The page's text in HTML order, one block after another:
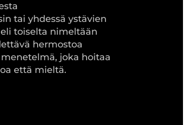
tai yhdessä ystävien
toiselta nimeltään
hermostoa
joka hoitaa
että mieltä.